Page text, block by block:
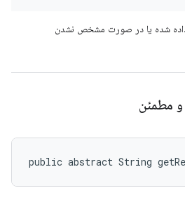
داده شده یا در صورت مشخص نشدن
و مطمئن
public abstract String